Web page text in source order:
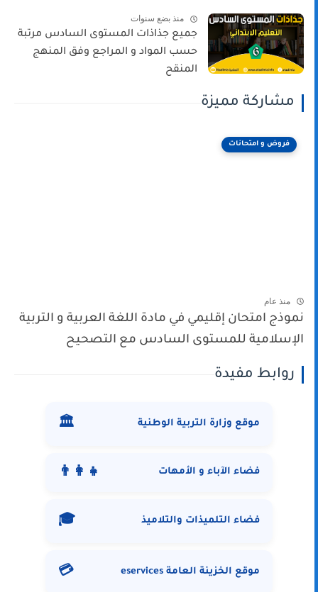
منذ بضع سنوات
جميع جذاذات المستوى السادس مرتبة
حسب المواد و المراجع وفق المنهج
المنقح
مشاركة مميزة
فروض و امتحانات
منذ عام
نموذج امتحان إقليمي في مادة اللغة العربية و التربية
الإسلامية للمستوى السادس مع التصحيح
روابط مفيدة
موقع وزارة التربية الوطنية 🏛️
فضاء الآباء و الأمهات 👨‍👩‍👧
فضاء التلميذات والتلاميذ 🎓
موقع الخزينة العامة eservices 💳